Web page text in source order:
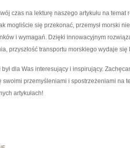
czas na lekturę naszego artykułu na
mogliście się przekonać, przemysł morski
i wymagań. Dzięki innowacyjnym
przyszłość transportu morskiego wydaje
był dla Was interesujący i inspirujący.
przemyśleniami i spostrzeżeniami na
artykułach!